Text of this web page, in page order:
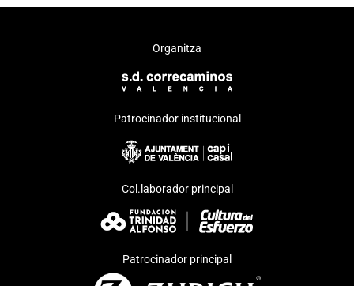
Organitza
Patrocinador institucional
Col.laborador principal
Patrocinador principal